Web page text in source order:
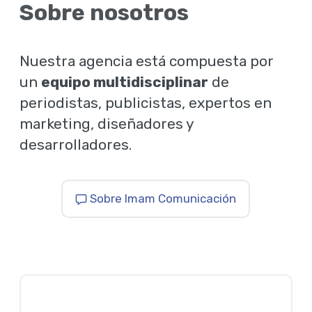
Sobre nosotros
Nuestra agencia está compuesta por
un equipo multidisciplinar de
periodistas, publicistas, expertos en
marketing, diseñadores y
desarrolladores.
Sobre Imam Comunicación